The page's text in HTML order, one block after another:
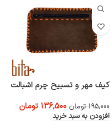
کیف مهر و تسبیح چرم اشبالت
195,000 تومان 136,500 تومان
افزودن به سبد خرید